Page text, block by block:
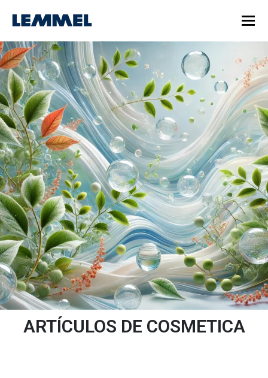
ARTÍCULOS DE COSMETICA